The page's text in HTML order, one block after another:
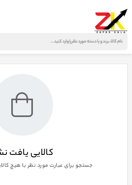
خانه لوازم دیفرانسیل ولوو
کالایی یافت
جستجو برای عبارت مورد نظر با هیچ